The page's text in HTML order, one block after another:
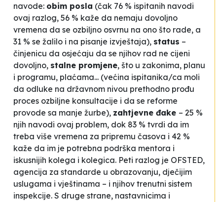
navode: obim posla (čak 76 % ispitanih navodi
ovaj razlog, 56 % kaže da nemaju dovoljno
vremena da se ozbiljno osvrnu na ono što rade, a
31 % se žalilo i na pisanje izvještaja), status –
činjenicu da osjećaju da se njihov rad ne cijeni
dovoljno, stalne promjene, što u zakonima, planu
i programu, plaćama... (većina ispitanika/ca moli
da odluke na državnom nivou prethodno prođu
proces ozbiljne konsultacije i da se reforme
provode sa manje žurbe), zahtjevne đake – 25 %
njih navodi ovaj problem, dok 83 % tvrdi da im
treba više vremena za pripremu časova i 42 %
kaže da im je potrebna podrška mentora i
iskusnijih kolega i kolegica. Peti razlog je OFSTED,
agencija za standarde u obrazovanju, dječijim
uslugama i vještinama – i njihov trenutni sistem
inspekcije. S druge strane, nastavnicima i